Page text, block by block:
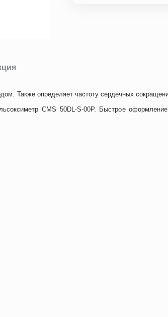
Также определяет частоту сердечных
CMS 50DL-S-00P. Быстрое